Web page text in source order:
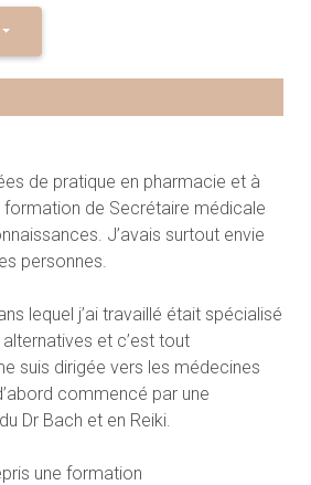
de pratique en pharmacie et à
formation de Secrétaire médicale
J’avais surtout envie
personnes.
lequel j’ai travaillé était spécialisé
et c’est tout
suis dirigée vers les médecines
commencé par une
Dr Bach et en Reiki.
une formation